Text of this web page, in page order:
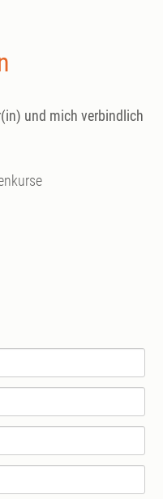
und mich verbindlich